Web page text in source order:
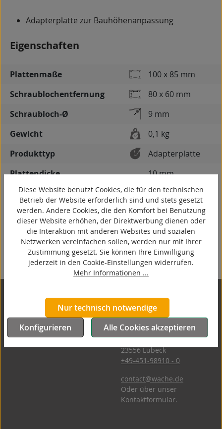
Adapterplatte zur Bauhöhenanpassung
Eigenschaften
Plattenmaße
100 x 85 mm
Schraublochentfernung
80 x 60 mm
Schraubloch-Ø
9 mm
Gewicht
0,1 kg
Produkttyp
Adapterplatte
Plattendicke
10 mm
Kontakt
Wache GmbH
Hutmacherring 32 ­- 38
23556 Lübeck
+49-451-98910 - 0
contact@wache.de
Oder über unser
Kontaktformular.
Diese Website benutzt Cookies, die für den technischen
Betrieb der Website erforderlich sind und stets gesetzt
werden. Andere Cookies, die den Komfort bei Benutzung
dieser Website erhöhen, der Direktwerbung dienen oder
die Interaktion mit anderen Websites und sozialen
Netzwerken vereinfachen sollen, werden nur mit Ihrer
Zustimmung gesetzt. Sie können Ihre Einwilligung
jederzeit in den Cookie-Einstellungen widerrufen.
Mehr Informationen ...
Nur technisch notwendige
Konfigurieren
Alle Cookies akzeptieren